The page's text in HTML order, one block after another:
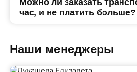
Можно ли заказать
час, и не платить больше?
Наши менеджеры